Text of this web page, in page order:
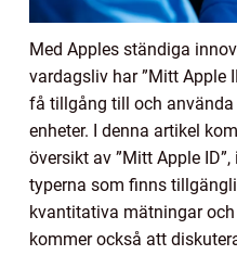
Med Apples ständiga
vardagsliv har ”Mitt Apple
få tillgång till och
enheter. I denna artikel
översikt av ”Mitt Apple
typerna som finns
kvantitativa mätningar
kommer också att